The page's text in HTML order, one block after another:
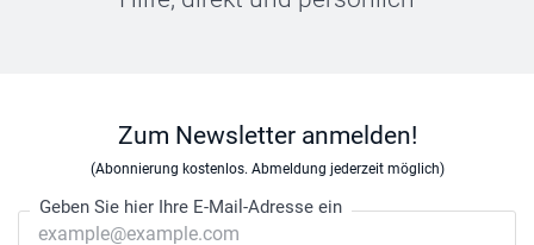
Zum Newsletter anmelden!
(Abonnierung kostenlos. Abmeldung jederzeit möglich)
Geben Sie hier Ihre E-Mail-Adresse ein